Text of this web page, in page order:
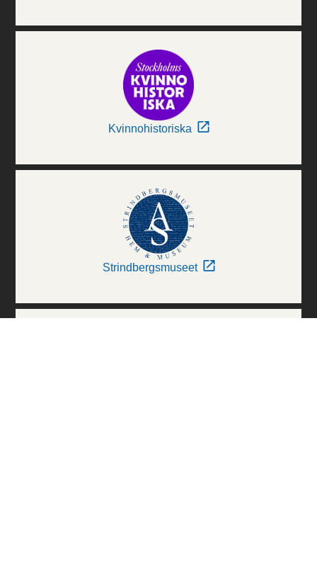
Kvinnohistoriska
Strindbergsmuseet